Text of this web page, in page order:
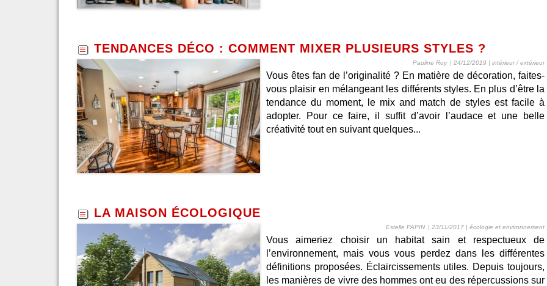
TENDANCES DÉCO : COMMENT MIXER PLUSIEURS STYLES ?
Pauline Roy | 24/12/2019 | intérieur / extérieur
Vous êtes fan de l’originalité ? En matière de décoration, faites-
vous plaisir en mélangeant les différents styles. En plus d’être la
tendance du moment, le mix and match de styles est facile à
adopter. Pour ce faire, il suffit d’avoir l’audace et une belle
créativité tout en suivant quelques...
LA MAISON ÉCOLOGIQUE
Estelle PAPIN | 23/11/2017 | écologie et environnement
Vous aimeriez choisir un habitat sain et respectueux de
l’environnement, mais vous vous perdez dans les différentes
définitions proposées. Éclaircissements utiles. Depuis toujours,
les manières de vivre des hommes ont eu des répercussions sur